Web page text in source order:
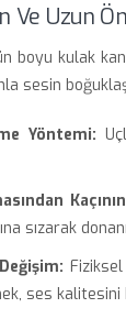
Ve Uzun
boyu kulak
sesin
Yöntemi:
sızarak
ses kalitesini